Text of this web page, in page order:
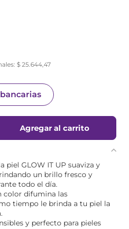
$ 25.644,47
Agregar al carrito
piel GLOW IT UP suaviza y
un brillo fresco y
todo el día.
color difumina las
tiempo le brinda a tu piel la
y perfecto para pieles